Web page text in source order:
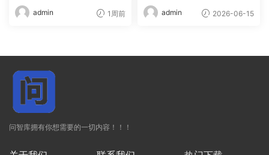
admin 1周前 admin 2026-06-15
问智库拥有你想需要的一切内容！！！